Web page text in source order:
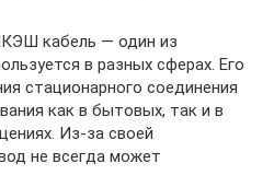
кабель — один из
в разных сферах. Его
стационарного соединения
как в бытовых, так и в
Из-за своей
не всегда может